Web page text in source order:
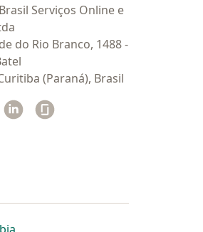
Serviços Online e
do Rio Branco, 1488 -
(Paraná), Brasil
novo separador
Instagram
abre num novo separador
Linkedin
abre num novo separador
separador
novo separador
abre num novo separador